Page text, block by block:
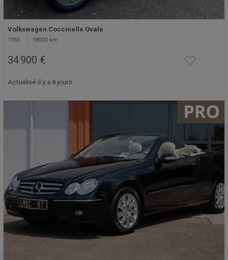
Volkswagen Coccinelle Ovale
1956 98000 km
34 900 €
Actualisé il y a 8 jours